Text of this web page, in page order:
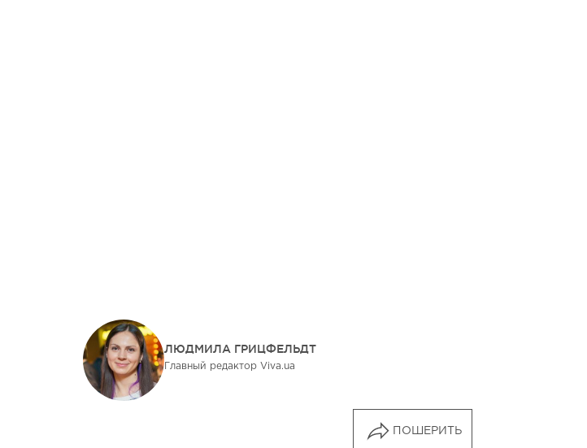
ЛЮДМИЛА ГРИЦФЕЛЬДТ
Главный редактор Viva.ua
ПОШЕРИТЬ